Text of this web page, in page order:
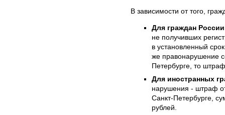
В зависимости от того,
Для граждан России
не получивших
в установленный
же правонарушение
Петербурге, то
Для иностранных
нарушения - штраф
Санкт-Петербурге,
рублей.